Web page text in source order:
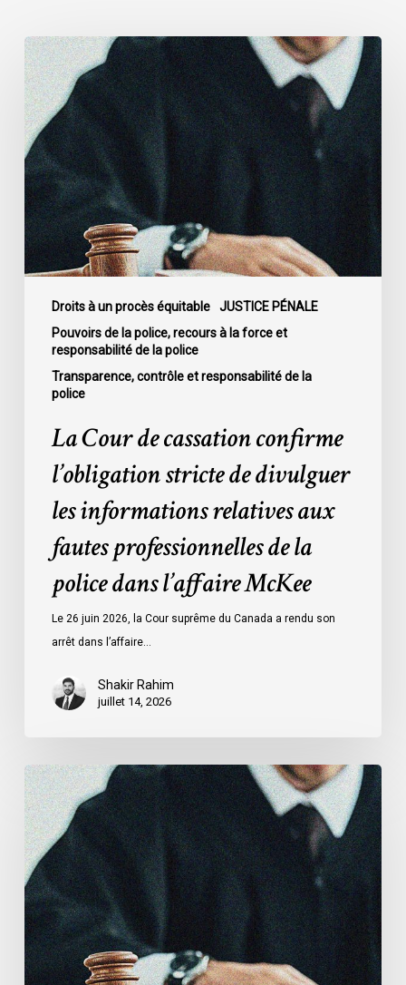
Droits à un procès équitable
JUSTICE PÉNALE
Pouvoirs de la police, recours à la force et
responsabilité de la police
Transparence, contrôle et responsabilité de la
police
La
Cour
de
cassation
confirme
l’obligation
stricte
de
divulguer
les
informations
relatives
fautes
professionnelles
police
dans
McKee
La Cour de cassation confirme
l’obligation stricte de divulguer
les informations relatives aux
fautes professionnelles de la
police dans l’affaire McKee
Le 26 juin 2026, la Cour suprême du Canada a rendu son
arrêt dans l’affaire…
Shakir Rahim
juillet 14, 2026
L’ACLC
témoigne
devant
le
Sénat
au
sujet
du
projet